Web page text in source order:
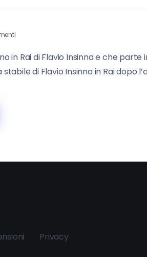
Rai di Flavio Insinna e che parte
di Flavio Insinna in Rai dopo
Privacy